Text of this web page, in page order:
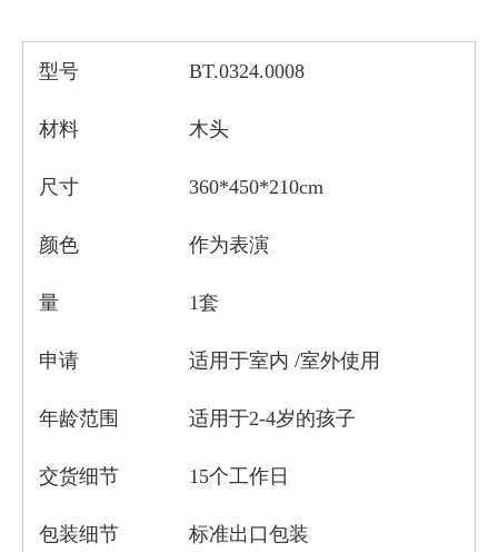
型号 BT.0324.0008
材料 木头
尺寸 360*450*210cm
颜色 作为表演
量 1套
申请 适用于室内 /室外使用
年龄范围 适用于2-4岁的孩子
交货细节 15个工作日
包装细节 标准出口包装